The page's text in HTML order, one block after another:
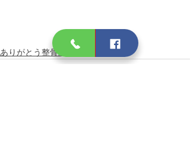
ありがとう整骨院